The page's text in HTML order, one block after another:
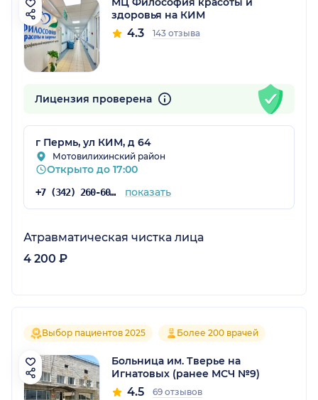
здоровья на КИМ
4.3 143 отзыва
Лицензия проверена
г Пермь, ул КИМ, д 64
Мотовилихинский район
Открыто до 17:00
+7 (342) 260-60-60 показать
Атравматическая чистка лица
4 200 ₽
Выбор пациентов 2025 Более 200 врачей
Больница им. Тверье на
Игнатовых (ранее МСЧ №9)
4.5 69 отзывов